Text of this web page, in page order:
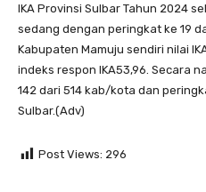
IKA Provinsi Sulbar Tahun 2024
sedang dengan peringkat ke 19
Kabupaten Mamuju sendiri nilai
indeks respon IKA53,96. Secara
142 dari 514 kab/kota dan
Sulbar.(Adv)
Post Views: 296